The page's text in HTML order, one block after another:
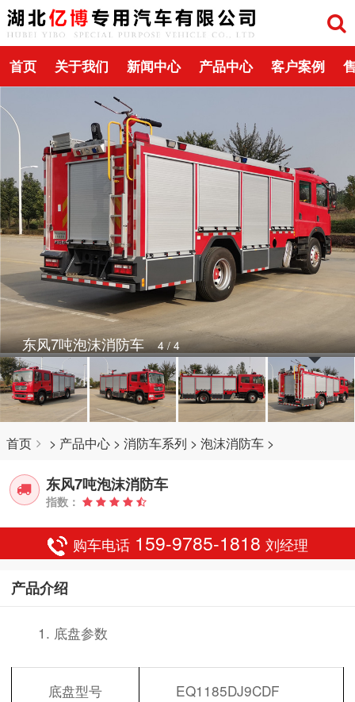
首页 关于我们 新闻中心 产品中心 客户案例
东风7吨泡沫消防车 4/4
首页 > 产品中心 >消防车系列 >泡沫消防车 >
东风7吨泡沫消防车
指数：
购车电话 159-9785-1818 刘经理
产品介绍
1. 底盘参数
底盘型号 EQ1185DJ9CDF